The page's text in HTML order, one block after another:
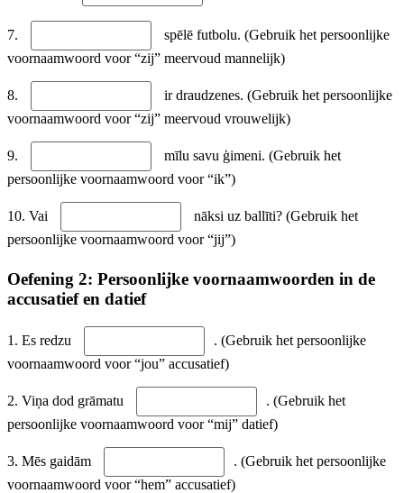
7.
spēlē futbolu. (Gebruik het persoonlijke
voornaamwoord voor “zij” meervoud mannelijk)
8.
ir draudzenes. (Gebruik het persoonlijke
voornaamwoord voor “zij” meervoud vrouwelijk)
9.
mīlu savu ģimeni. (Gebruik het
persoonlijke voornaamwoord voor “ik”)
10. Vai
nāksi uz ballīti? (Gebruik het
persoonlijke voornaamwoord voor “jij”)
Oefening 2: Persoonlijke voornaamwoorden in de
accusatief en datief
1. Es redzu
. (Gebruik het persoonlijke
voornaamwoord voor “jou” accusatief)
2. Viņa dod grāmatu
. (Gebruik het
persoonlijke voornaamwoord voor “mij” datief)
3. Mēs gaidām
. (Gebruik het persoonlijke
voornaamwoord voor “hem” accusatief)